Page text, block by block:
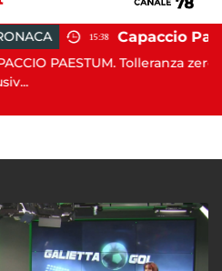
15:38
Tolleranza zero contro